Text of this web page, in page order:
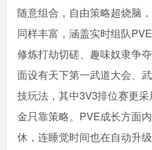
随意组合，自由策略超烧脑
同样丰富，涵盖实时组队
修炼打劫切磋、趣味奴隶争
面设有天下第一武道大会、
技玩法，其中3V3排位赛更
金只靠策略。PVE成长方面
休，连睡觉时间也在自动升级
扫码登录即表示同意